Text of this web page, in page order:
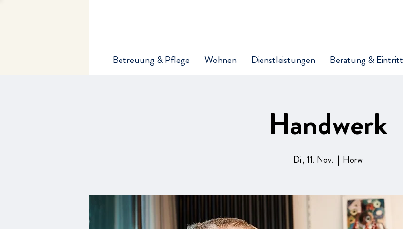
Betreuung & Pflege Wohnen Dienstleistungen Beratung & Eintritt
Handwerk
Di., 11. Nov.
  |
Horw